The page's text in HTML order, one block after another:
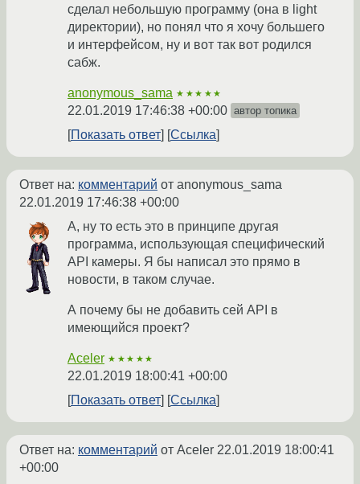
сделал небольшую программу (она в light
директории), но понял что я хочу большего
и интерфейсом, ну и вот так вот родился
сабж.
anonymous_sama ★★★★★
22.01.2019 17:46:38 +00:00 автор топика
Показать ответ Ссылка
Ответ на: комментарий от anonymous_sama
22.01.2019 17:46:38 +00:00
А, ну то есть это в принципе другая
программа, использующая специфический
API камеры. Я бы написал это прямо в
новости, в таком случае.
А почему бы не добавить сей API в
имеющийся проект?
Aceler ★★★★★
22.01.2019 18:00:41 +00:00
Показать ответ
Ссылка
Ответ на: комментарий от Aceler 22.01.2019 18:00:41
+00:00